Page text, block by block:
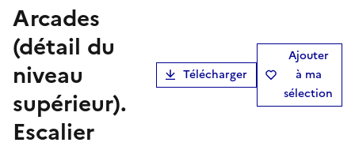
Arcades
(détail du
niveau
supérieur).
Escalier
Télécharger
Ajouter
à ma
sélection